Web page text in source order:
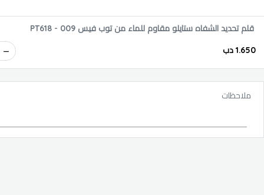
قلم تحديد الشفاه ستايلو مقاوم للماء من توب فيس PT618 - 009
1.650 دب
ملاحظات